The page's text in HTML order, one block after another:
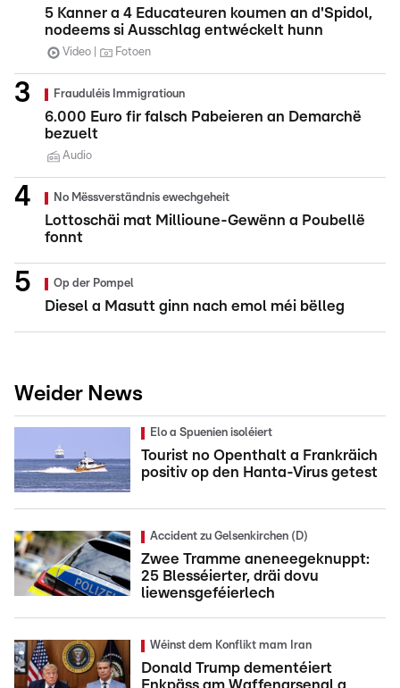
5 Kanner a 4 Educateuren koumen an d'Spidol,
nodeems si Ausschlag entwéckelt hunn
Video Fotoen
Frauduléis Immigratioun
6.000 Euro fir falsch Pabeieren an Demarchë
bezuelt
Audio
No Mëssverständnis ewechgeheit
Lottoschäi mat Millioune-Gewënn a Poubellë
fonnt
Op der Pompel
Diesel a Masutt ginn nach emol méi bëlleg
Weider News
Elo a Spuenien isoléiert
Tourist no Openthalt a Frankräich
positiv op den Hanta-Virus getest
Accident zu Gelsenkirchen (D)
Zwee Tramme aneneegeknuppt:
25 Blesséierter, dräi dovu
liewensgeféierlech
Wéinst dem Konflikt mam Iran
Donald Trump dementéiert